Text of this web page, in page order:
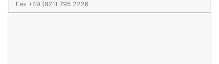
Fax +49 (621) 795 2226